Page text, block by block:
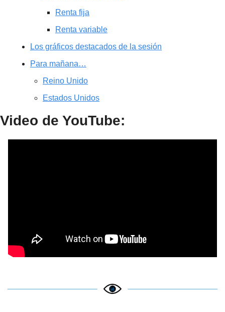
Renta fija
Renta variable
Los gráficos destacados de la sesión
Para mañana…
Reino Unido
Estados Unidos
Video de YouTube: